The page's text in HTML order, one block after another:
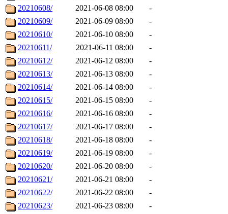
20210608/
2021-06-08 08:00
-
20210609/
2021-06-09 08:00
-
20210610/
2021-06-10 08:00
-
20210611/
2021-06-11 08:00
-
20210612/
2021-06-12 08:00
-
20210613/
2021-06-13 08:00
-
20210614/
2021-06-14 08:00
-
20210615/
2021-06-15 08:00
-
20210616/
2021-06-16 08:00
-
20210617/
2021-06-17 08:00
-
20210618/
2021-06-18 08:00
-
20210619/
2021-06-19 08:00
-
20210620/
2021-06-20 08:00
-
20210621/
2021-06-21 08:00
-
20210622/
2021-06-22 08:00
-
20210623/
2021-06-23 08:00
-